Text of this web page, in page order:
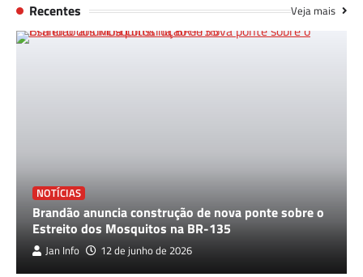
Recentes Veja mais
NOTÍCIAS
Brandão anuncia construção de nova ponte sobre o
Estreito dos Mosquitos na BR-135
Jan Info 12 de junho de 2026